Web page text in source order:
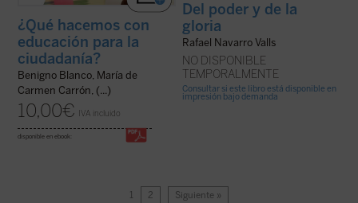
¿Qué hacemos con
educación para la
ciudadanía?
Benigno Blanco, María de
Carmen Carrón, (...)
10,00€ IVA incluido
disponible en ebook:
Del poder y de la
gloria
Rafael Navarro Valls
NO DISPONIBLE
TEMPORALMENTE
Consultar si este libro está disponible en
impresión bajo demanda
1 2 Siguiente »